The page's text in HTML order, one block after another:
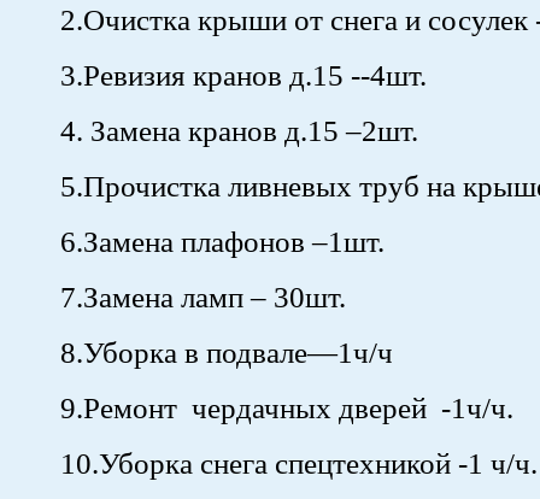
2.Очистка крыши от снега и сосулек
3.Ревизия кранов д.15 --4шт.
4. Замена кранов д.15 –2шт.
5.Прочистка ливневых труб на
6.Замена плафонов –1шт.
7.Замена ламп – 30шт.
8.Уборка в подвале—1ч/ч
9.Ремонт чердачных дверей -1ч/ч.
10.Уборка снега спецтехникой -1 ч/ч.